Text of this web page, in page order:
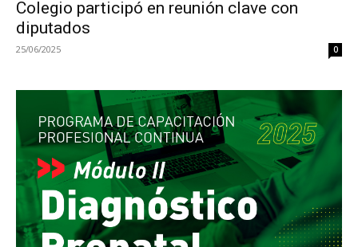
Colegio participó en reunión clave con
diputados
25/06/2025 0